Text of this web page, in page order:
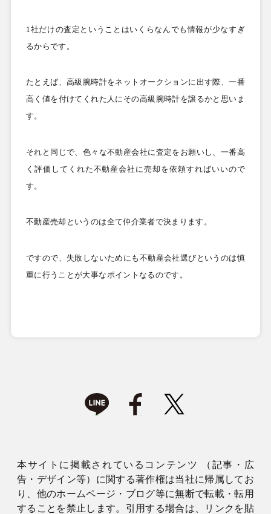
1 社だけの査定ということはいくらなんでも情報が少なすぎ
るからです。
たとえば、高級腕時計をネットオークションに出す際、一番
高く値を付けてくれた人にその高級腕時計を譲るかと思いま
す。
それと同じで、色々な不動産会社に査定をお願いし、一番高
く評価してくれた不動産会社に売却を依頼すればいいので
す。
不動産売却というのは全て仲介業者で決まります。
ですので、失敗しないためにも不動産会社選びというのは慎
重に行うことが大事なポイントなるのです。
本サイトに掲載されているコンテンツ （記事・広
告・デザイン等）に関する著作権は当社に帰属してお
り、他のホームページ・ブログ等に無断で転載・転用
することを禁止します。引用する場合は、リンクを貼